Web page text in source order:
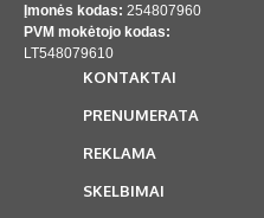
Įmonės kodas: 254807960
PVM mokėtojo kodas:
LT548079610
KONTAKTAI
PRENUMERATA
REKLAMA
SKELBIMAI